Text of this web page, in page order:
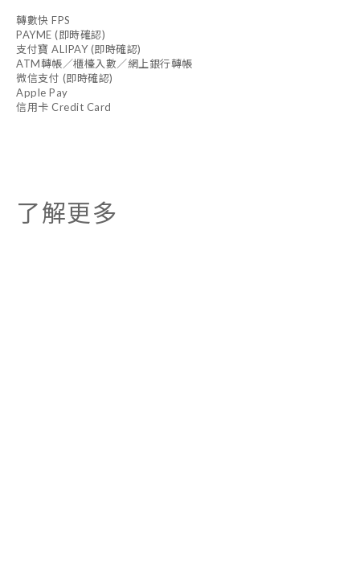
轉數快 FPS
PAYME (即時確認)
支付寶 ALIPAY (即時確認)
ATM轉帳／櫃檯入數／網上銀行轉帳
微信支付 (即時確認)
Apple Pay
信用卡 Credit Card
了解更多